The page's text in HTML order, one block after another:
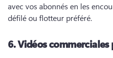
avec vos abonnés en les
défilé ou flotteur préféré.
6.Vidéos